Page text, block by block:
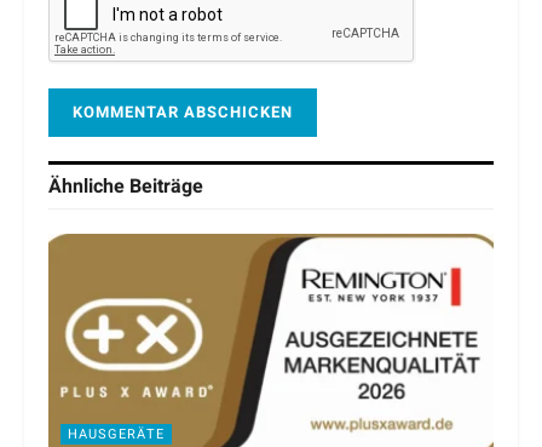
Ähnliche Beiträge
HAUSGERÄTE